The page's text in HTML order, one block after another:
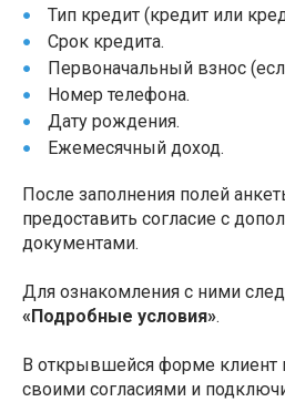
Тип кредит (кредит или
Срок кредита.
Первоначальный взнос
Номер телефона.
Дату рождения.
Ежемесячный доход.
После заполнения полей
предоставить согласие с
документами.
Для ознакомления с ними
«Подробные условия».
В открывшейся форме клиент
своими согласиями и